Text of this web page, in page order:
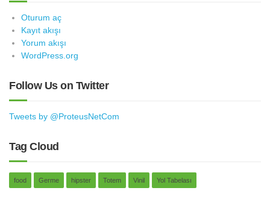
Oturum aç
Kayıt akışı
Yorum akışı
WordPress.org
Follow Us on Twitter
Tweets by @ProteusNetCom
Tag Cloud
food Germe hipster Totem Vinil Yol Tabelası